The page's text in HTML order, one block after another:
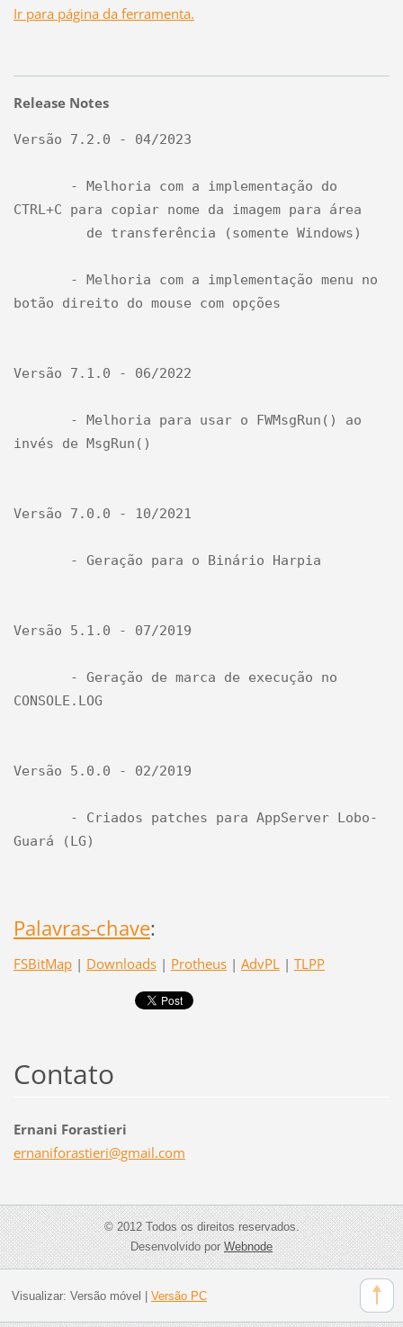
Ir para página da ferramenta.
Release Notes
Versão 7.2.0 - 04/2023
CTRL+C para copiar nome da imagem para área
botão direito do mouse com opções
Versão 7.1.0 - 06/2022
invés de MsgRun()
Versão 7.0.0 - 10/2021
Versão 5.1.0 - 07/2019
CONSOLE.LOG
Versão 5.0.0 - 02/2019
Palavras-chave:
FSBitMap | Downloads | Protheus | AdvPL | TLPP
Contato
Ernani Forastieri
ernaniforastieri@gmail.com
© 2012 Todos os direitos reservados.
Desenvolvido porWebnode
Visualizar: Versão móvel Versão PC